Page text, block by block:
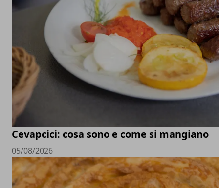
Cevapcici: cosa sono e come si mangiano
05/08/2026